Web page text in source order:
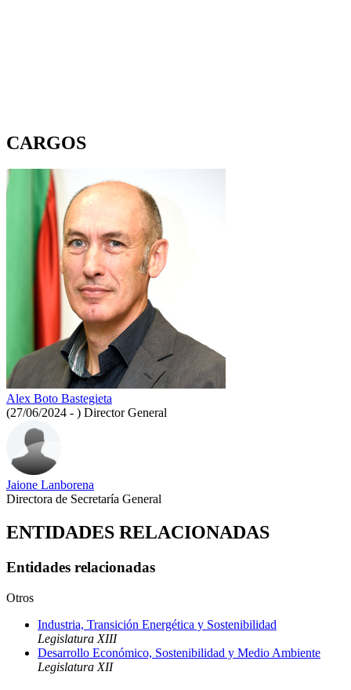
CARGOS
Alex Boto Bastegieta
(27/06/2024 - ) Director General
Jaione Lanborena
Directora de Secretaría General
ENTIDADES RELACIONADAS
Entidades relacionadas
Otros
Industria, Transición Energética y Sostenibilidad
Legislatura XIII
Desarrollo Económico, Sostenibilidad y Medio Ambiente
Legislatura XII